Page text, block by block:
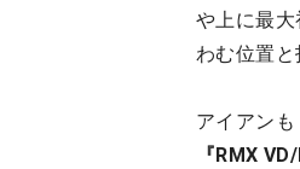
や上に最
わむ位置と
アイアン
『RMX